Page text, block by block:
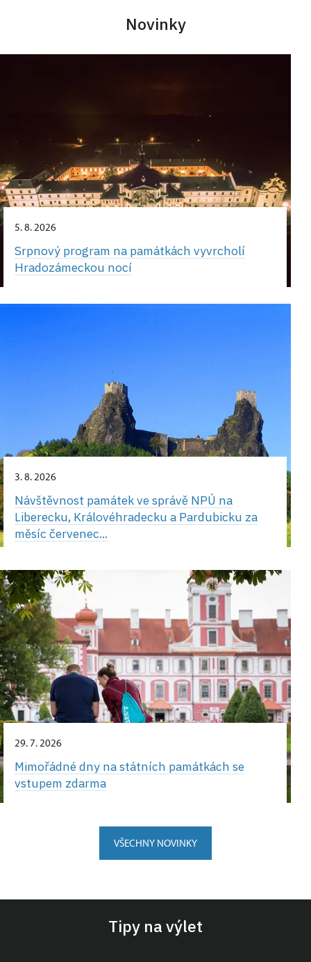
Novinky
5. 8. 2026
Srpnový program na památkách vyvrcholí
Hradozámeckou nocí
3. 8. 2026
Návštěvnost památek ve správě NPÚ na
Liberecku, Královéhradecku a Pardubicku za
měsíc červenec...
29. 7. 2026
Mimořádné dny na státních památkách se
vstupem zdarma
VŠECHNY NOVINKY
Tipy na výlet